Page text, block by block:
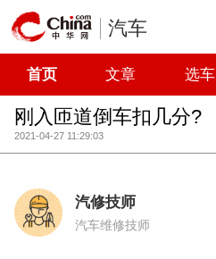
汽车
首页 文章 选车
刚入匝道倒车扣几分?
2021-04-27 11:29:03
汽修技师
汽车维修技师